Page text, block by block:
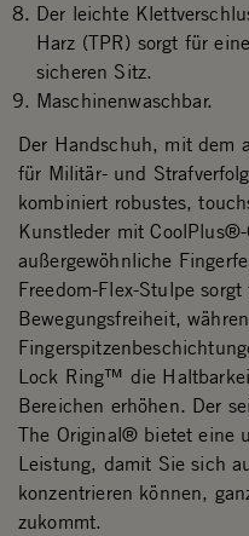
Der leichte
Harz (TPR) sorgt für
sicheren Sitz.
Maschinenwaschbar.
Der Handschuh, mit dem
für Militär- und
kombiniert robustes,
Kunstleder mit
außergewöhnliche
Freedom-Flex-Stulpe
Bewegungsfreiheit,
Lock Ring™ die
Bereichen erhöhen. Der
The Original® bietet eine
Leistung, damit Sie sich
konzentrieren können,
zukommt.